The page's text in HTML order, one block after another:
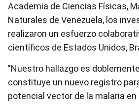
Academia de Ciencias Físicas,
Naturales de Venezuela, los
realizaron un esfuerzo
científicos de Estados Unidos,
"Nuestro hallazgo es
constituye un nuevo registro
potencial vector de la malaria en